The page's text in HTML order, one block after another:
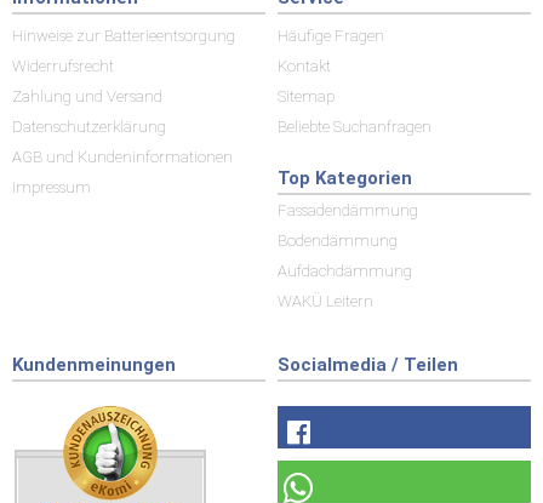
Hinweise zur Batterieentsorgung
Widerrufsrecht
Zahlung und Versand
Datenschutzerklärung
AGB und Kundeninformationen
Impressum
Häufige Fragen
Kontakt
Sitemap
Beliebte Suchanfragen
Top Kategorien
Fassadendämmung
Bodendämmung
Aufdachdämmung
WAKÜ Leitern
Kundenmeinungen Socialmedia / Teilen